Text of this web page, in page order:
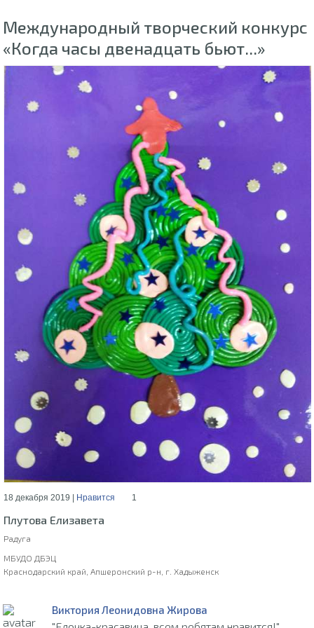
Международный творческий конкурс
«Когда часы двенадцать бьют...»
18 декабря 2019 | Нравится 1
Плутова Елизавета
Радуга
МБУДО ДБЭЦ
Краснодарский край, Апшеронский р-н, г. Хадыженск
Виктория Леонидовна Жирова